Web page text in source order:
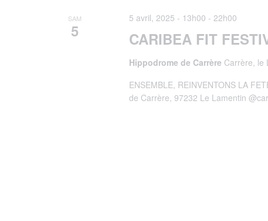
SAM
5 CARIBEA FIT
5 avril, 2025 - 13h00 - 22h00
Hippodrome de Carrère Carrère, le
ENSEMBLE, REINVENTONS LA
de Carrère, 97232 Le Lamentin